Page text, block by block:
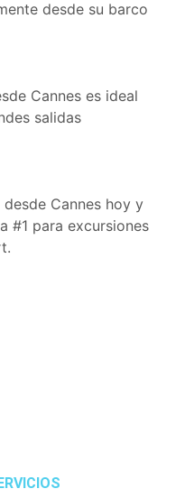
desde su barco
Cannes es ideal
salidas
desde Cannes hoy y
#1 para excursiones